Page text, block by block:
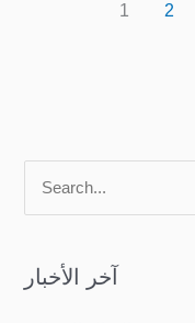
1 2
r
آخر الأخبار